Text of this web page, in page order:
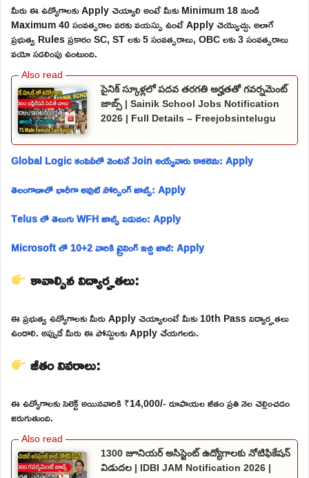
మీరు ఈ ఉద్యోగాలకు Apply చెయ్యాలి అంటే మీకు Minimum 18 నుండి
Maximum 40 సంవత్సరాల వరకు వయస్సు ఉంటే Apply చెయ్యొచ్చు. అలాగే
ప్రభుత్వ Rules ప్రకారం SC, ST లకు 5 సంవత్సరాలు, OBC లకు 3 సంవత్సరాలు
వయో సడలింపు ఉంటుంది.
సైనిక్ స్కూళ్లలో పదవ తరగతి అర్హతతో గవర్నమెంట్
జాబ్స్ | Sainik School Jobs Notification
2026 | Full Details – Freejobsintelugu
Global Logic కంపెనీలో వెంటనే Join అయ్యేవారు కాకలెను: Apply
తెలంగాణాలో భారీగా అవుట్ సోర్సింగ్ జాబ్స్: Apply
Telus లో తెలుగు WFH జాబ్స్ విడుదల: Apply
Microsoft లో 10+2 వారికి ట్రైనింగ్ ఇచ్చి జాబ్: Apply
కావాల్సిన విద్యార్హతలు:
ఈ ప్రభుత్వ ఉద్యోగాలకు మీరు Apply చెయ్యాలంటే మీకు 10th Pass విద్యార్హతలు
ఉండాలి. అప్పుడే మీరు ఈ పోస్టులకు Apply చేయగలరు.
జీతం వివరాలు:
ఈ ఉద్యోగాలకు సెలెక్ట్ అయినవారికి ₹14,000/- రూపాయల జీతం ప్రతి నెల చెల్లించడం
జరుగుతుంది.
1300 జూనియర్ అసిస్టెంట్ ఉద్యోగాలకు నోటిఫికేషన్
విడుదల | IDBI JAM Notification 2026 |